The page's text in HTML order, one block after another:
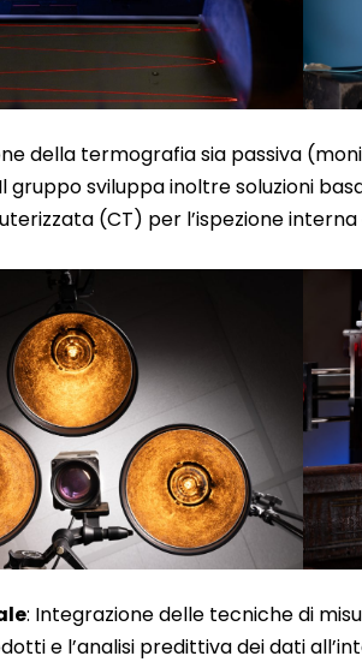
della termografia sia passiva
sviluppa inoltre soluzioni
(CT) per l’ispezione
: Integrazione delle tecniche di
e l’analisi predittiva dei dati